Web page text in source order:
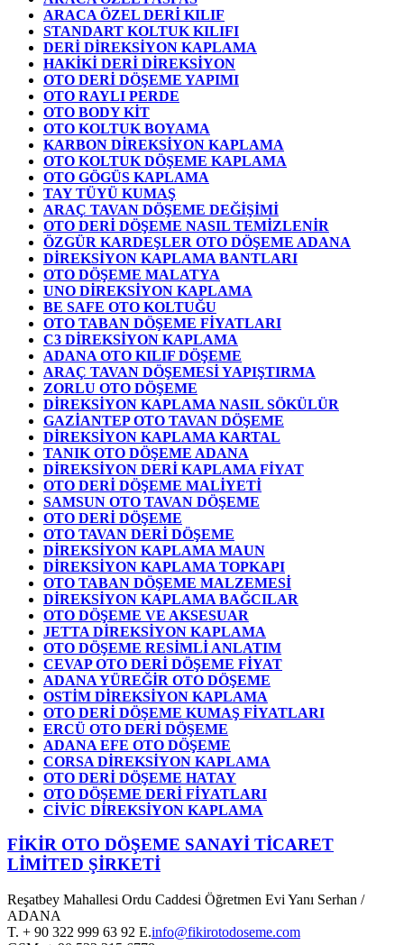
ARACA ÖZEL DERİ KILIF
STANDART KOLTUK KILIFI
DERİ DİREKSİYON KAPLAMA
HAKİKİ DERİ DİREKSİYON
OTO DERİ DÖŞEME YAPIMI
OTO RAYLI PERDE
OTO BODY KİT
OTO KOLTUK BOYAMA
KARBON DİREKSİYON KAPLAMA
OTO KOLTUK DÖŞEME KAPLAMA
OTO GÖGÜS KAPLAMA
TAY TÜYÜ KUMAŞ
ARAÇ TAVAN DÖŞEME DEĞİŞİMİ
OTO DERİ DÖŞEME NASIL TEMİZLENİR
ÖZGÜR KARDEŞLER OTO DÖŞEME ADANA
DİREKSİYON KAPLAMA BANTLARI
OTO DÖŞEME MALATYA
UNO DİREKSİYON KAPLAMA
BE SAFE OTO KOLTUĞU
OTO TABAN DÖŞEME FİYATLARI
C3 DİREKSİYON KAPLAMA
ADANA OTO KILIF DÖŞEME
ARAÇ TAVAN DÖŞEMESİ YAPIŞTIRMA
ZORLU OTO DÖŞEME
DİREKSİYON KAPLAMA NASIL SÖKÜLÜR
GAZİANTEP OTO TAVAN DÖŞEME
DİREKSİYON KAPLAMA KARTAL
TANIK OTO DÖŞEME ADANA
DİREKSİYON DERİ KAPLAMA FİYAT
OTO DERİ DÖŞEME MALİYETİ
SAMSUN OTO TAVAN DÖŞEME
OTO DERİ DÖŞEME
OTO TAVAN DERİ DÖŞEME
DİREKSİYON KAPLAMA MAUN
DİREKSİYON KAPLAMA TOPKAPI
OTO TABAN DÖŞEME MALZEMESİ
DİREKSİYON KAPLAMA BAĞCILAR
OTO DÖŞEME VE AKSESUAR
JETTA DİREKSİYON KAPLAMA
OTO DÖŞEME RESİMLİ ANLATIM
CEVAP OTO DERİ DÖŞEME FİYAT
ADANA YÜREĞİR OTO DÖŞEME
OSTİM DİREKSİYON KAPLAMA
OTO DERİ DÖŞEME KUMAŞ FİYATLARI
ERCÜ OTO DERİ DÖŞEME
ADANA EFE OTO DÖŞEME
CORSA DİREKSİYON KAPLAMA
OTO DERİ DÖŞEME HATAY
OTO DÖŞEME DERİ FİYATLARI
CİVİC DİREKSİYON KAPLAMA
FİKİR OTO DÖŞEME SANAYİ TİCARET
LİMİTED ŞİRKETİ
Reşatbey Mahallesi Ordu Caddesi Öğretmen Evi Yanı Serhan /
ADANA
T. + 90 322 999 63 92 E.info@fikirotodoseme.com